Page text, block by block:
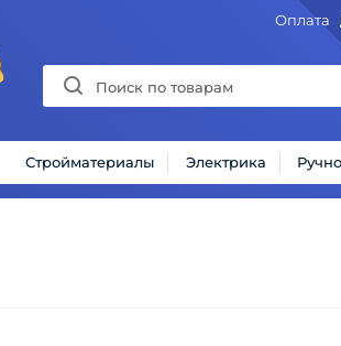
Оплата
Стройматериалы Электрика